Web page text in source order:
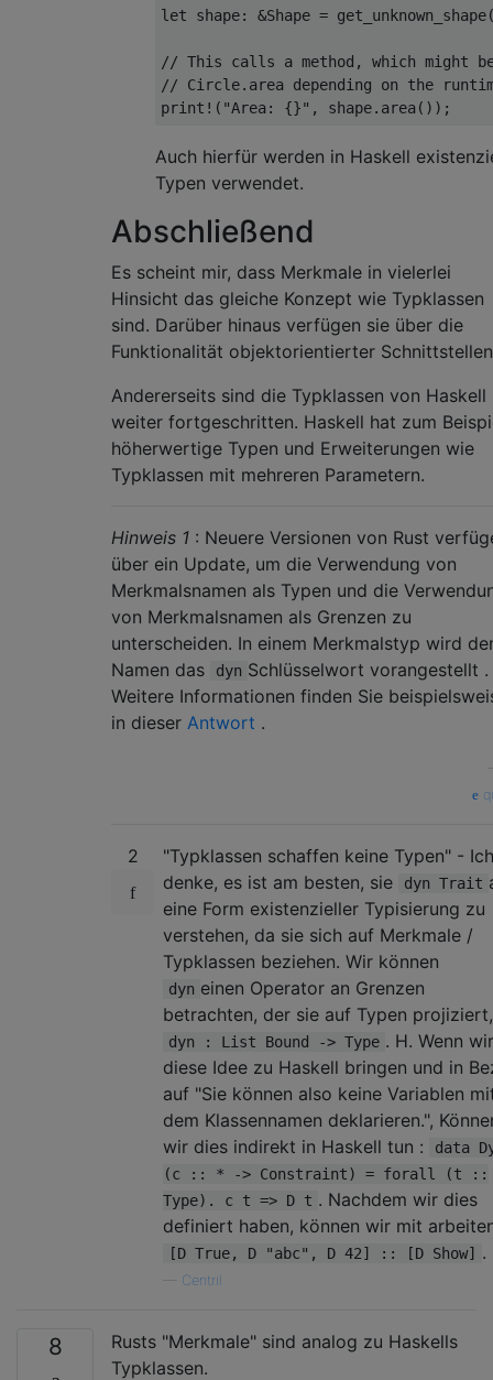
let shape: &Shape = get_unknown_shape
// This calls a method, which might
// Circle.area depending on the
print !( "Area: {}" , shape. area());
Auch hierfür werden in Haskell
Typen verwendet.
Abschließend
Es scheint mir, dass Merkmale in vielerlei
Hinsicht das gleiche Konzept wie Typklassen
sind. Darüber hinaus verfügen sie über die
Funktionalität objektorientierter
Andererseits sind die Typklassen von Haskell
weiter fortgeschritten. Haskell hat zum
höherwertige Typen und Erweiterungen wie
Typklassen mit mehreren Parametern.
Hinweis 1 : Neuere Versionen von Rust
über ein Update, um die Verwendung von
Merkmalsnamen als Typen und die
von Merkmalsnamen als Grenzen zu
unterscheiden. In einem Merkmalstyp wird
Namen das
dyn Schlüsselwort vorangestellt .
Weitere Informationen finden Sie
in dieser Antwort .
2
"Typklassen schaffen keine Typen" - Ich
denke, es ist am besten, sie
dyn Trait
eine Form existenzieller Typisierung zu
verstehen, da sie sich auf Merkmale /
Typklassen beziehen. Wir können
dyn einen Operator an Grenzen
betrachten, der sie auf Typen
dyn : List Bound -> Type . H. Wenn wir
diese Idee zu Haskell bringen und in
auf "Sie können also keine Variablen
dem Klassennamen deklarieren.",
wir dies indirekt in Haskell tun :
data
(c :: * -> Constraint) = forall (t ::
Type). c t => D t . Nachdem wir dies
definiert haben, können wir mit
[D True, D "abc", D 42] :: [D Show] .
Centril
8
Rusts "Merkmale" sind analog zu Haskells
Typklassen.